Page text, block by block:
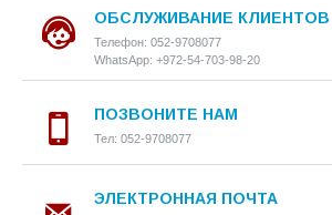
ОБСЛУЖИВАНИЕ
Телефон: 052-9708077
WhatsApp: +972-54-703-98-20
ПОЗВОНИТЕ НАМ
Тел: 052-9708077
ЭЛЕКТРОННАЯ ПОЧТА